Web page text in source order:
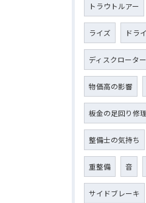
トラウトルアー
ライズ ドラ
ディスクローター
物価高の影響
板金の足回り修理
整備士の気持ち
重整備 音
サイドブレーキ